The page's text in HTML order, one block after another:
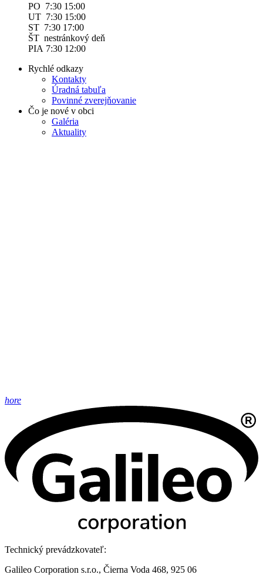
PO 7:30 15:00
UT 7:30 15:00
ST 7:30 17:00
ŠT nestránkový deň
PIA 7:30 12:00
Rychlé odkazy
Kontakty
Úradná tabuľa
Povinné zverejňovanie
Čo je nové v obci
Galéria
Aktuality
hore
Technický prevádzkovateľ:
Galileo Corporation s.r.o., Čierna Voda 468, 925 06